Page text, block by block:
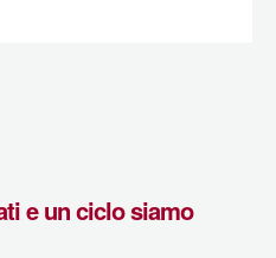
e un ciclo siamo